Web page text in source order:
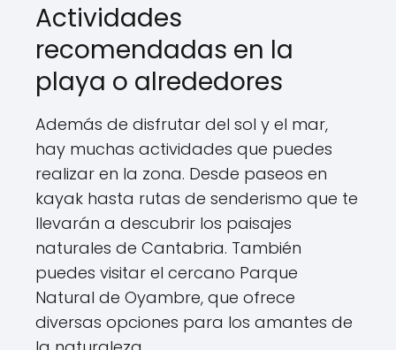
Actividades
recomendadas en la
playa o alrededores
Además de disfrutar del sol y el mar,
hay muchas actividades que puedes
realizar en la zona. Desde paseos en
kayak hasta rutas de senderismo que te
llevarán a descubrir los paisajes
naturales de Cantabria. También
puedes visitar el cercano Parque
Natural de Oyambre, que ofrece
diversas opciones para los amantes de